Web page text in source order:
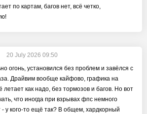
по картам, багов нет, всё четко,
20 July 2026 09:50
огонь, установился без проблем и завёлся с
Драйвим вообще кайфово, графика на
летает как надо, без тормозов и багов. Но вот
что иногда при взрывах фпс немного
- у кого-то ещё так? В общем, хардкорный